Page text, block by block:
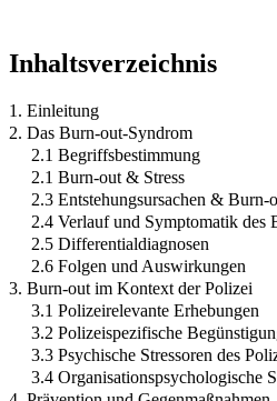
Inhaltsverzeichnis
1. Einleitung
2. Das Burn-out-Syndrom
2.1 Begriffsbestimmung
2.1 Burn-out & Stress
2.3 Entstehungsursachen & Burn-
2.4 Verlauf und Symptomatik des
2.5 Differentialdiagnosen
2.6 Folgen und Auswirkungen
3. Burn-out im Kontext der Polizei
3.1 Polizeirelevante Erhebungen
3.2 Polizeispezifische
3.3 Psychische Stressoren des
3.4 Organisationspsychologische